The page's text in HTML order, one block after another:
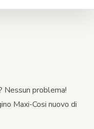
Nessun problema!
Maxi-Cosi nuovo di